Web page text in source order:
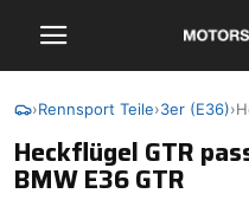
›Rennsport Teile›3er (E36)›
Heckflügel GTR
BMW E36 GTR